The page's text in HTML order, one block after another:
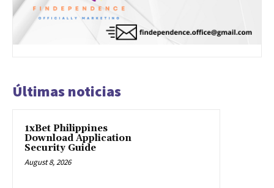
Últimas noticias
1xBet Philippines
Download Application
Security Guide
August 8, 2026